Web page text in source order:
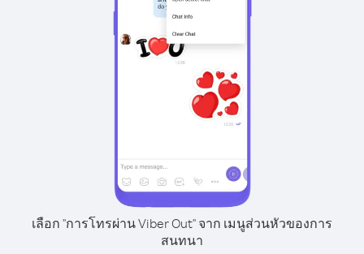
เลือก "การโทรผ่าน Viber Out" จาก เมนูส่วนหัวของการ
สนทนา